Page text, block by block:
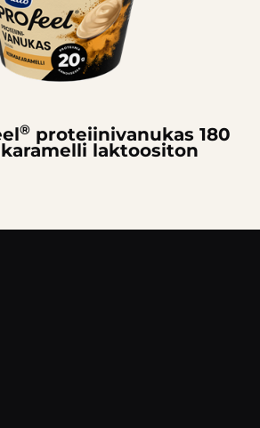
®proteiini­vanukas 180
laktoositon